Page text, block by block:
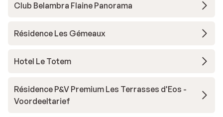
Club Belambra Flaine Panorama
Résidence Les Gémeaux
Hotel Le Totem
Résidence P&V Premium Les Terrasses d'Eos -
Voordeeltarief